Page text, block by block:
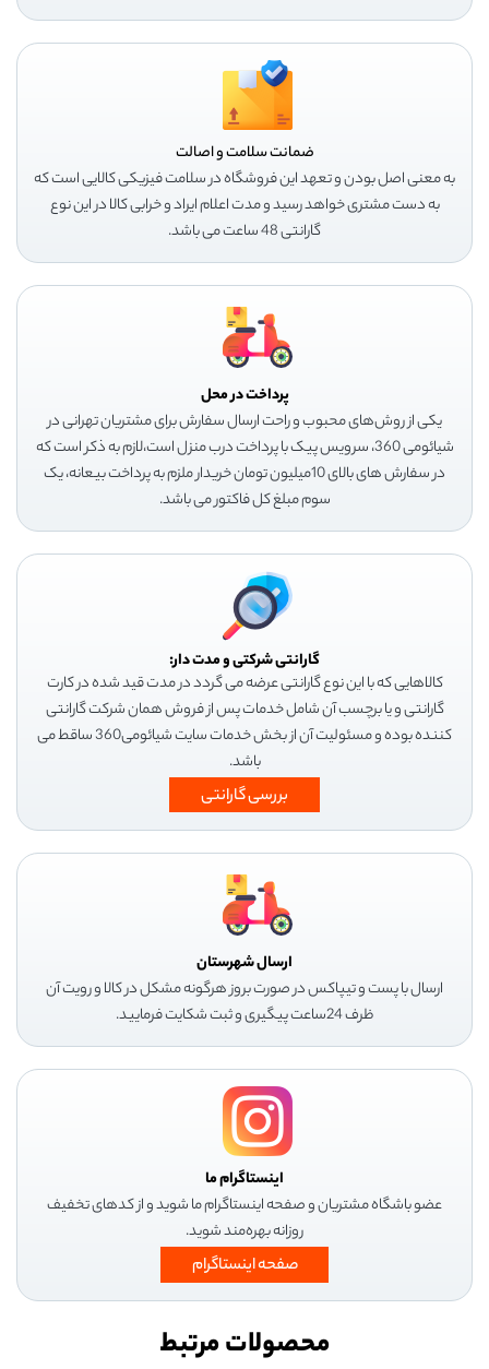
ضمانت سلامت و اصالت
به معنی اصل بودن و تعهد این فروشگاه در سلامت فیزیکی کالایی است که
به دست مشتری خواهد رسید و مدت اعلام ایراد و خرابی کالا در این نوع
گارانتی 48 ساعت می باشد.
پرداخت در محل
یکی از روش‌های محبوب و راحت ارسال سفارش برای مشتریان تهرانی در
شیائومی 360، سرویس پیک با پرداخت درب منزل است،لازم به ذکر است که
در سفارش های بالای 10میلیون تومان خریدار ملزم به پرداخت بیعانه، یک
سوم مبلغ کل فاکتور می باشد.
گارانتی شرکتی و مدت دار:
کالاهایی که با این نوع گارانتی عرضه می گردد در مدت قید شده در کارت
گارانتی و یا برچسب آن شامل خدمات پس از فروش همان شرکت گارانتی
کننده بوده و مسئولیت آن از بخش خدمات سایت شیائومی360 ساقط می
باشد.
بررسی گارانتی
ارسال شهرستان
ارسال با پست و تیپاکس در صورت بروز هرگونه مشکل در کالا و رویت آن
ظرف 24ساعت پیگیری و ثبت شکایت فرمایید.
اینستاگرام ما
عضو باشگاه مشتریان و صفحه اینستاگرام ما شوید و از کدهای تخفیف
روزانه بهره‌مند شوید.
صفحه اینستاگرام
محصولات مرتبط